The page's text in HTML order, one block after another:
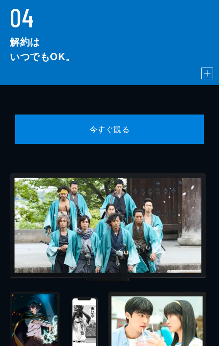
04
解約は
いつでもOK。
今すぐ観る